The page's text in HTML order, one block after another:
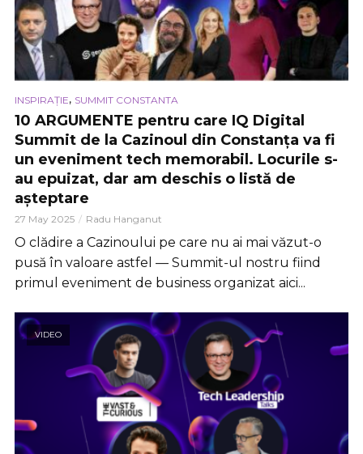
INSPIRAȚIE, SUMMIT CONSTANTA
10 ARGUMENTE pentru care IQ Digital
Summit de la Cazinoul din Constanța va fi
un eveniment tech memorabil. Locurile s-
au epuizat, dar am deschis o listă de
așteptare
27 May 2025 Radu Hanganut
O clădire a Cazinoului pe care nu ai mai văzut-o
pusă în valoare astfel — Summit-ul nostru fiind
primul eveniment de business organizat aici...
VIDEO